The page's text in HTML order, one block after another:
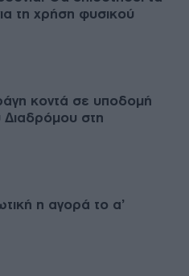
τη χρήση φυσικού
κοντά σε υποδομή
στη
η αγορά το α’